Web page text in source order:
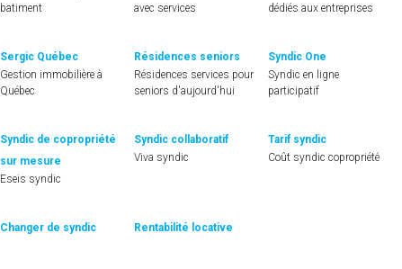
batiment
avec services
dédiés aux entreprises
Sergic Québec
Gestion immobilière à
Québec
Résidences seniors
Résidences services pour
seniors d'aujourd'hui
Syndic One
Syndic en ligne
participatif
Syndic de copropriété
sur mesure
Eseis syndic
Syndic collaboratif
Viva syndic
Tarif syndic
Coût syndic copropriété
Changer de syndic Rentabilité locative